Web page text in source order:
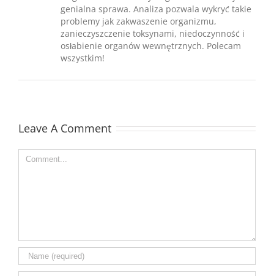
genialna sprawa. Analiza pozwala wykryć takie
problemy jak zakwaszenie organizmu,
zanieczyszczenie toksynami, niedoczynność i
osłabienie organów wewnętrznych. Polecam
wszystkim!
Leave A Comment
Comment